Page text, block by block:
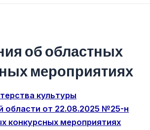
об областных
мероприятиях
культуры
области от 22.08.2025 №25-н
конкурсных мероприятиях